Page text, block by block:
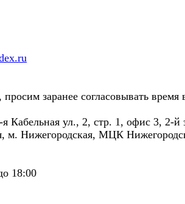
заранее согласовывать время
Кабельная ул., 2, стр. 1, офис 3, 2-
м. Нижегородская, МЦК
18:00